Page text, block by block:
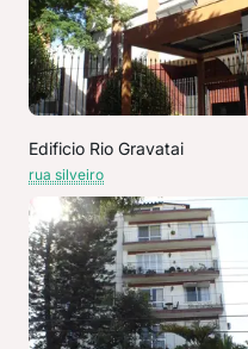
Edificio Rio Gravatai
rua silveiro